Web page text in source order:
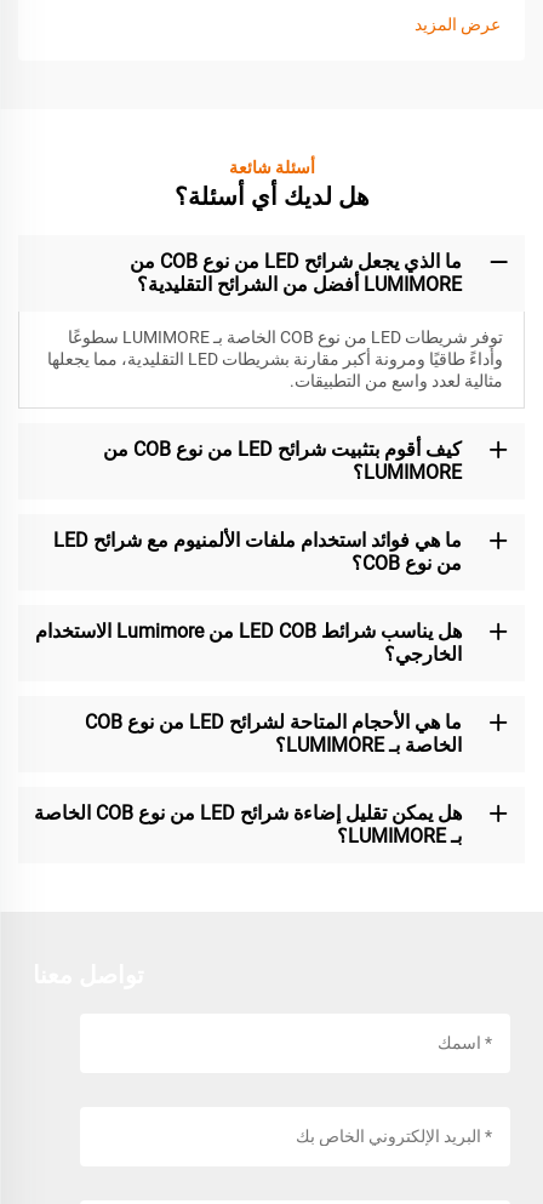
عرض المزيد
أسئلة شائعة
هل لديك أي أسئلة؟
ما الذي يجعل شرائح LED من نوع COB من
LUMIMORE أفضل من الشرائح التقليدية؟
توفر شريطات LED من نوع COB الخاصة بـ LUMIMORE سطوعًا
وأداءً طاقيًا ومرونة أكبر مقارنة بشريطات LED التقليدية، مما يجعلها
مثالية لعدد واسع من التطبيقات.
كيف أقوم بتثبيت شرائح LED من نوع COB من
LUMIMORE؟
ما هي فوائد استخدام ملفات الألمنيوم مع شرائح LED
من نوع COB؟
هل يناسب شرائط LED COB من Lumimore الاستخدام
الخارجي؟
ما هي الأحجام المتاحة لشرائح LED من نوع COB
الخاصة بـ LUMIMORE؟
هل يمكن تقليل إضاءة شرائح LED من نوع COB الخاصة
بـ LUMIMORE؟